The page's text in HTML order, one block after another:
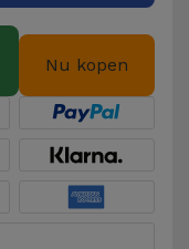
Nu kopen